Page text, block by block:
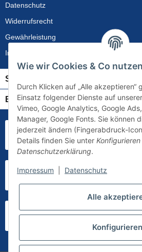
Datenschutz
Widerrufsrecht
Gewährleistung
Impressum
Service
Bezahlung & Versand
Wie wir Cookies & Co nutzen
Durch Klicken auf „Alle akzeptieren“
Einsatz folgender Dienste auf
Vimeo, Google Analytics, Google
Manager, Google Fonts. Sie können
jederzeit ändern (Fingerabdruck-
Details finden Sie unter Konfigurieren
Datenschutzerklärung.
Impressum Datenschutz
Alle
Konfigurieren